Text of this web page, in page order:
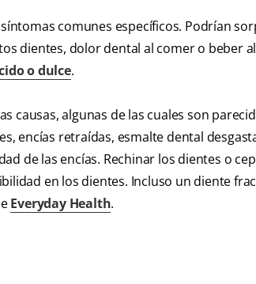
comunes específicos. Podrían
dientes, dolor dental al comer o beber
o dulce.
causas, algunas de las cuales son
encías retraídas, esmalte dental
de las encías. Rechinar los dientes o
en los dientes. Incluso un diente
Everyday Health.